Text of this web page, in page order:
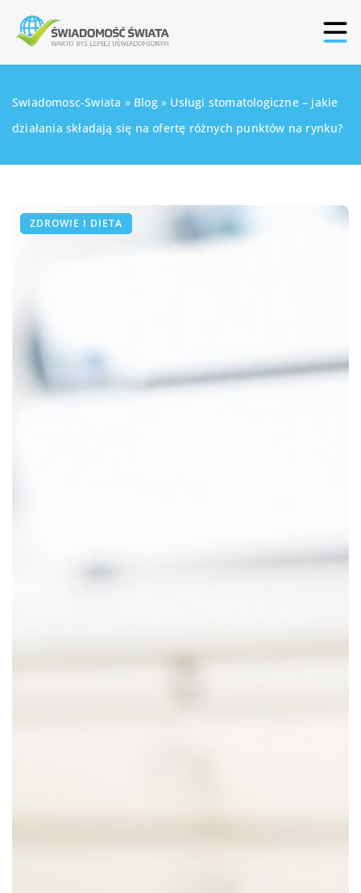
Swiadomosc-Swiata » Blog» Usługi stomatologiczne – jakie
działania składają się na ofertę różnych punktów na rynku?
ZDROWIE I DIETA